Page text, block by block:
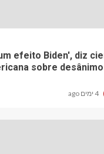
efeito Biden', diz
sobre
4 ימים ago